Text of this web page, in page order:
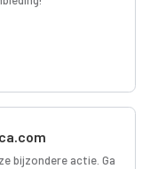
bijzondere actie. Ga